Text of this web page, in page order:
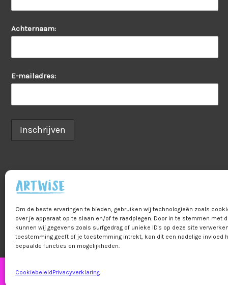
Om de beste ervaringen te bieden, gebruiken wij technologieën zoals
over je apparaat op te slaan en/of te raadplegen. Door in te stemmen met
kunnen wij gegevens zoals surfgedrag of unieke ID's op deze site
toestemming geeft of je toestemming intrekt, kan dit een nadelige invloed
bepaalde functies en mogelijkheden.
CookiebeleidPrivacyverklaring
Achternaam:
E-mailadres:
Home Veelgestelde vragen B2B
Bestelling &